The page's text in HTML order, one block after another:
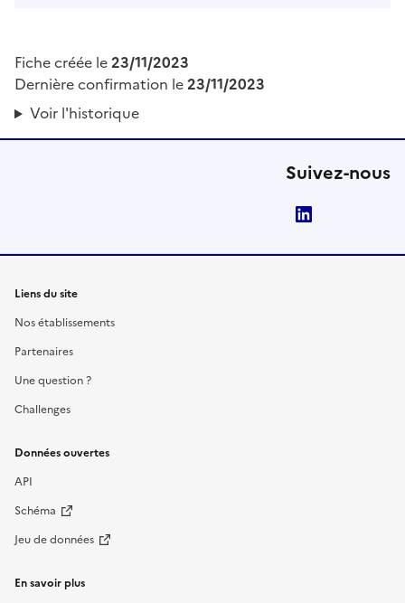
Fiche créée le23/11/2023
Dernière confirmation le23/11/2023
Voir l'historique
Suivez-nous
Liens du site
Nos établissements
Partenaires
Une question ?
Challenges
Données ouvertes
API
Schéma
Jeu de données
En savoir plus